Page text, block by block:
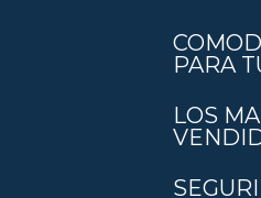
PARA
LOS